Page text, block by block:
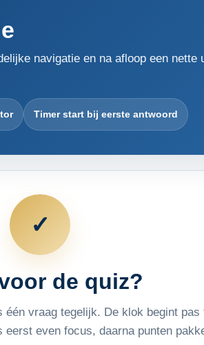
navigatie en na afloop een nette
Timer start bij eerste antwoord
✓
de quiz?
vraag tegelijk. De klok begint pas
even focus, daarna punten